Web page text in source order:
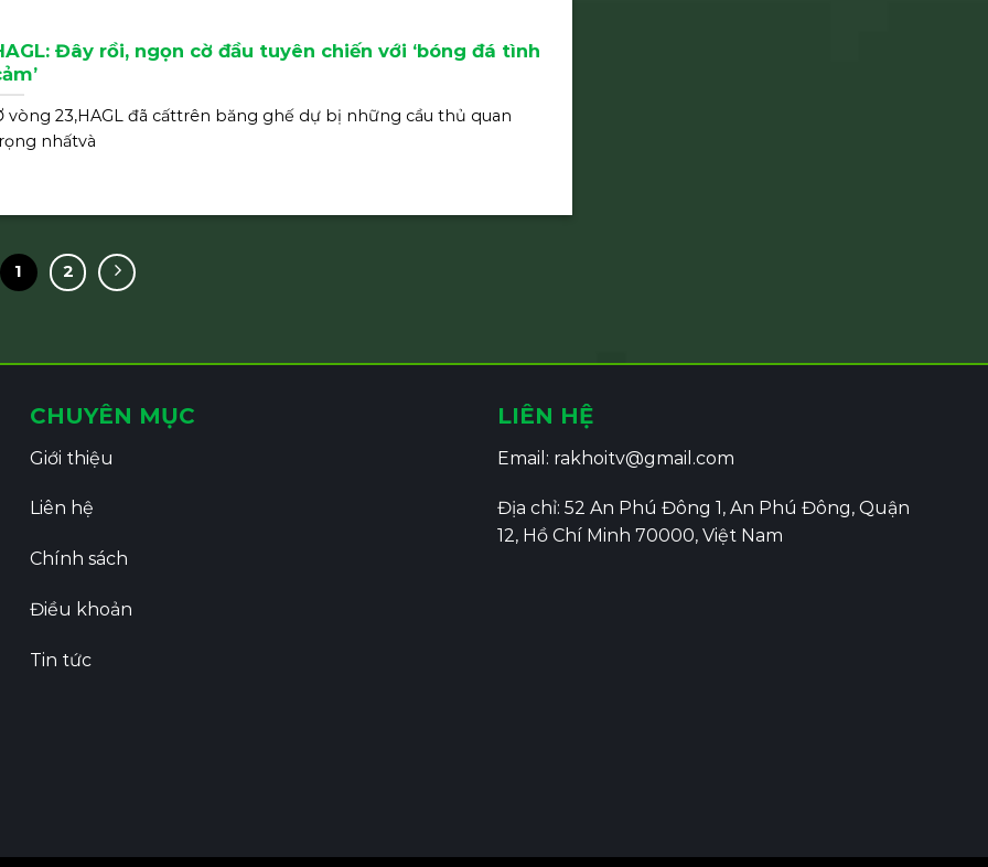
Đây rồi, ngọn cờ đầu tuyên chiến với ‘bóng đá tình
vòng 23,HAGL đã cấttrên băng ghế dự bị những cầu thủ quan
nhấtvà
1 2
CHUYÊN MỤC
Giới thiệu
Liên hệ
Chính sách
Điều khoản
Tin tức
LIÊN HỆ
Email: rakhoitv@gmail.com
Địa chỉ: 52 An Phú Đông 1, An Phú Đông, Quận
12, Hồ Chí Minh 70000, Việt Nam